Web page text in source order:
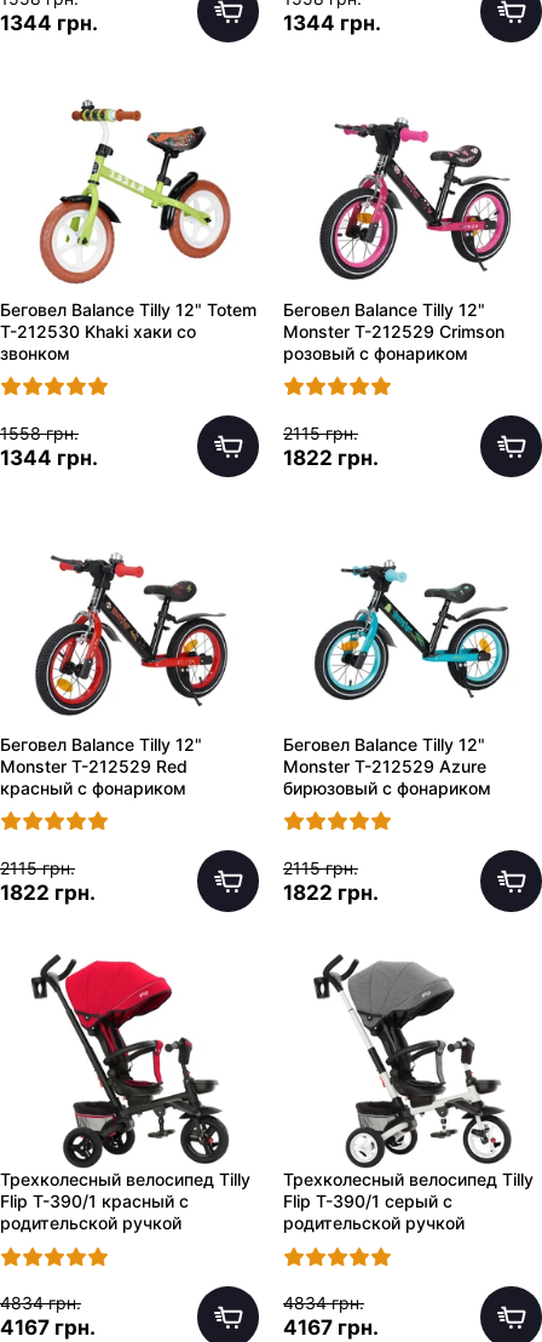
1344 грн. 1344 грн.
Беговел Balance Tilly 12" Totem
T-212530 Khaki хаки со
звонком
1558 грн.
1344 грн.
Беговел Balance Tilly 12"
Monster T-212529 Crimson
розовый с фонариком
2115 грн.
1822 грн.
Беговел Balance Tilly 12"
Monster T-212529 Red
красный с фонариком
2115 грн.
1822 грн.
Беговел Balance Tilly 12"
Monster T-212529 Azure
бирюзовый с фонариком
2115 грн.
1822 грн.
Трехколесный велосипед Tilly
Flip T-390/1 красный с
родительской ручкой
4834 грн.
4167 грн.
Трехколесный велосипед Tilly
Flip T-390/1 серый с
родительской ручкой
4834 грн.
4167 грн.